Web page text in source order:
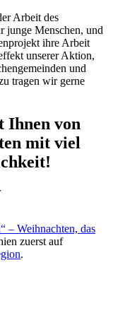
Arbeit des
junge Menschen, und
ihre Arbeit
unserer Aktion,
und
tragen wir gerne
Ihnen von
mit viel
– Weihnachten, das
zuerst auf
.